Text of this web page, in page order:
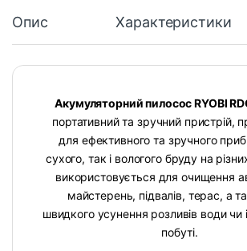
Опис Характеристики
Акумуляторний пилосос RYOBI
портативний та зручний пристрій,
для ефективного та зручного
сухого, так і вологого бруду на
використовується для очищення
майстерень, підвалів, терас, а
швидкого усунення розливів води чи
побуті.